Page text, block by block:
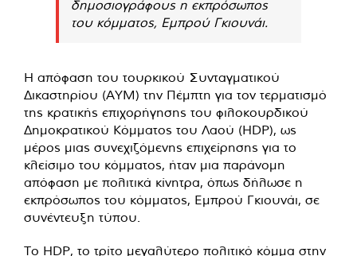
δημοσιογράφους η εκπρόσωπος
του κόμματος, Εμπρού Γκιουνάι.
Η απόφαση του τουρκικού Συνταγματικού
Δικαστηρίου (AYM) την Πέμπτη για τον τερματισμό
της κρατικής επιχορήγησης του φιλοκουρδικού
Δημοκρατικού Κόμματος του Λαού (HDP), ως
μέρος μιας συνεχιζόμενης επιχείρησης για το
κλείσιμο του κόμματος, ήταν μια παράνομη
απόφαση με πολιτικά κίνητρα, όπως δήλωσε η
εκπρόσωπος του κόμματος, Εμπρού Γκιουνάι, σε
συνέντευξη τύπου.
Το HDP, το τρίτο μεγαλύτερο πολιτικό κόμμα στην